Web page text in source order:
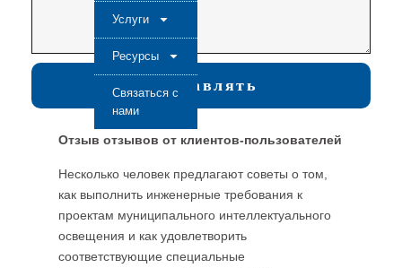
Услуги
Ресурсы
Связаться с
нами
Отправлять
Отзыв отзывов от клиентов-пользователей
Несколько человек предлагают советы о том,
как выполнить инженерные требования к
проектам муниципального интеллектуального
освещения и как удовлетворить
соответствующие специальные